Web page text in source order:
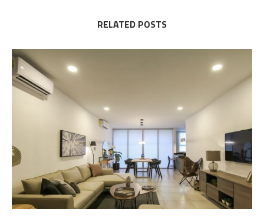
RELATED POSTS